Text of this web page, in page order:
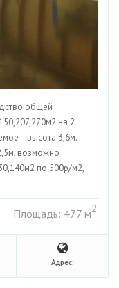
общей
на 2
- высота 3,6м. -
возможно
по 500р/м2,
Площадь: 477 м2
Адрес: